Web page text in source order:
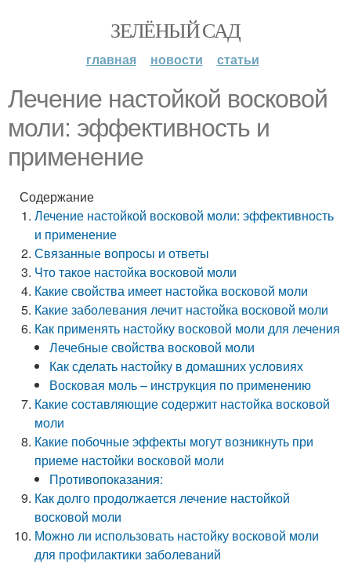
ЗЕЛЁНЫЙ САД
главная новости статьи
Лечение настойкой восковой
моли: эффективность и
применение
Содержание
Лечение настойкой восковой моли: эффективность
и применение
Связанные вопросы и ответы
Что такое настойка восковой моли
Какие свойства имеет настойка восковой моли
Какие заболевания лечит настойка восковой моли
Как применять настойку восковой моли для лечения
Лечебные свойства восковой моли
Как сделать настойку в домашних условиях
Восковая моль – инструкция по применению
Какие составляющие содержит настойка восковой
моли
Какие побочные эффекты могут возникнуть при
приеме настойки восковой моли
Противопоказания:
Как долго продолжается лечение настойкой
восковой моли
Можно ли использовать настойку восковой моли
для профилактики заболеваний